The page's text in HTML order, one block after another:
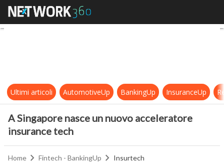
A Singapore nasce un nuovo
Ultimi articoli AutomotiveUp BankingUp InsuranceUp
A Singapore nasce un nuovo acceleratore
insurance tech
Home Fintech - BankingUp Insurtech